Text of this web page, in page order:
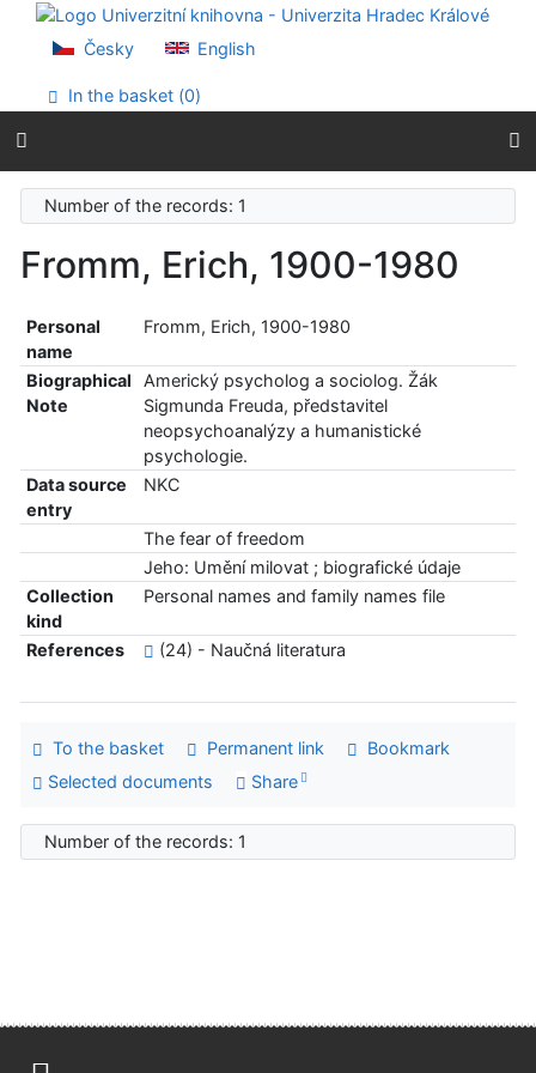
Go to content
Go to menu
Accessibility declaration
Česky English
In the basket (0)
Number of the records: 1
Fromm, Erich, 1900-1980
Personal
name
Fromm, Erich, 1900-1980
Biographical
Note
Americký psycholog a sociolog. Žák
Sigmunda Freuda, představitel
neopsychoanalýzy a humanistické
psychologie.
Data source
entry
NKC
The fear of freedom
Jeho: Umění milovat ; biografické údaje
Collection
kind
Personal names and family names file
References (24) - Naučná literatura
To the basket Permanent link
Bookmark
Selected documents
Share
Number of the records: 1